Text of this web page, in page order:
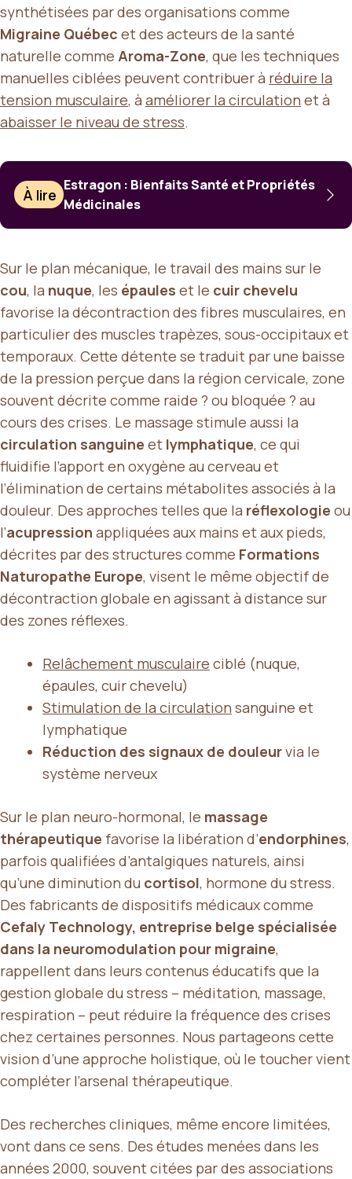
synthétisées par des organisations comme
Migraine Québec et des acteurs de la santé
naturelle comme Aroma-Zone, que les techniques
manuelles ciblées peuvent contribuer à réduire la
tension musculaire, à améliorer la circulation et à
abaisser le niveau de stress.
À lire
Estragon : Bienfaits Santé et Propriétés
Médicinales
Sur le plan mécanique, le travail des mains sur le
cou, la nuque, les épaules et le cuir chevelu
favorise la décontraction des fibres musculaires, en
particulier des muscles trapèzes, sous-occipitaux et
temporaux. Cette détente se traduit par une baisse
de la pression perçue dans la région cervicale, zone
souvent décrite comme raide ? ou bloquée ? au
cours des crises. Le massage stimule aussi la
circulation sanguine et lymphatique, ce qui
fluidifie l’apport en oxygène au cerveau et
l’élimination de certains métabolites associés à la
douleur. Des approches telles que la réflexologie ou
l’acupression appliquées aux mains et aux pieds,
décrites par des structures comme Formations
Naturopathe Europe, visent le même objectif de
décontraction globale en agissant à distance sur
des zones réflexes.
Relâchement musculaire ciblé (nuque,
épaules, cuir chevelu)
Stimulation de la circulation sanguine et
lymphatique
Réduction des signaux de douleurvia le
système nerveux
Sur le plan neuro-hormonal, le massage
thérapeutique favorise la libération d’endorphines,
parfois qualifiées d’antalgiques naturels, ainsi
qu’une diminution du cortisol, hormone du stress.
Des fabricants de dispositifs médicaux comme
Cefaly Technology, entreprise belge spécialisée
dans la neuromodulation pour migraine,
rappellent dans leurs contenus éducatifs que la
gestion globale du stress – méditation, massage,
respiration – peut réduire la fréquence des crises
chez certaines personnes. Nous partageons cette
vision d’une approche holistique, où le toucher vient
compléter l’arsenal thérapeutique.
Des recherches cliniques, même encore limitées,
vont dans ce sens. Des études menées dans les
années 2000, souvent citées par des associations